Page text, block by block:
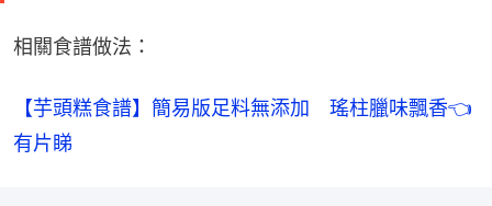
相關食譜做法：
【芋頭糕食譜】簡易版足料無添加　瑤柱臘味飄香👈
有片睇